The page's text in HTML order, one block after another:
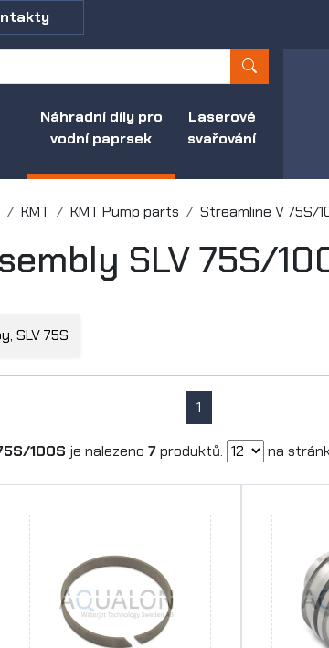
Náhradní díly pro
vodní paprsek
Laserové
svařování
KMT KMT Pump parts Streamline V 75S/
SLV 75S/
SLV 75S
1
100S je nalezeno 7produktů. na